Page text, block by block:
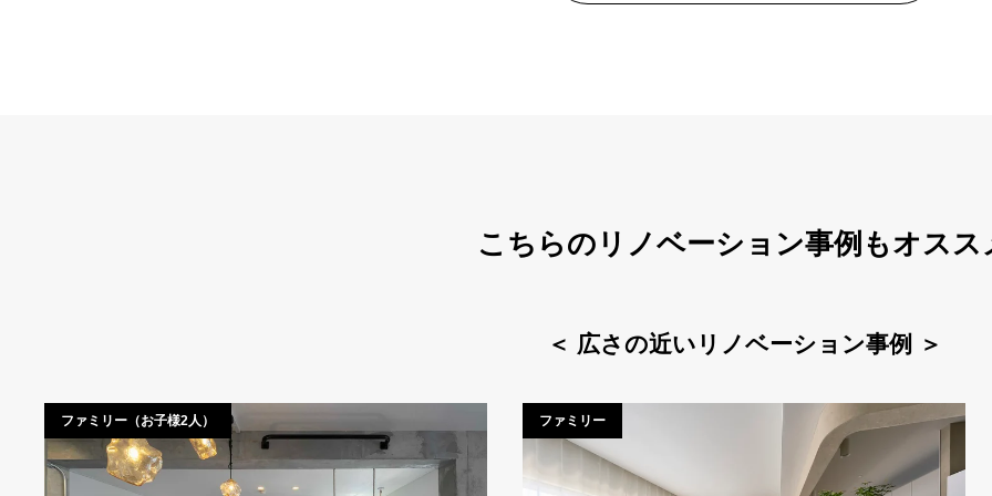
こちらのリノベーション事例もオスス
＜ 広さの近いリノベーション事例 ＞
ファミリー（お子様2人） ファミリー